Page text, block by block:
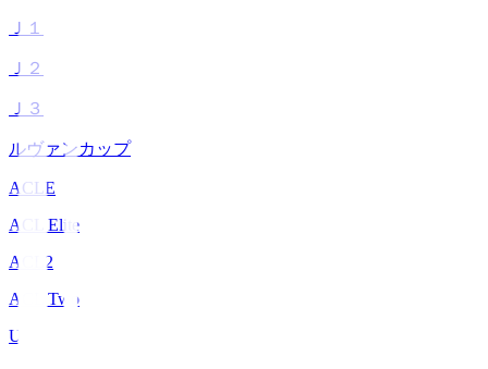
Ｊ１
Ｊ２
Ｊ３
ルヴァンカップ
ACLE
ACL Elite
ACL2
ACL Two
U-21